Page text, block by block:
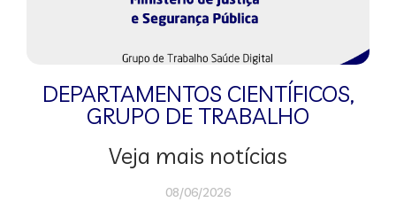
DEPARTAMENTOS CIENTÍFICOS,
GRUPO DE TRABALHO
Veja mais notícias
08/06/2026